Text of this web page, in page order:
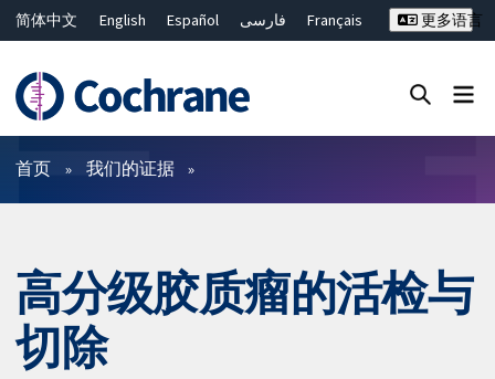
简体中文 English Español فارسی
Français
ไทย
繁體中文
更多语言
过滤
首页 我们的证据
高分级胶质瘤的活检与
切除